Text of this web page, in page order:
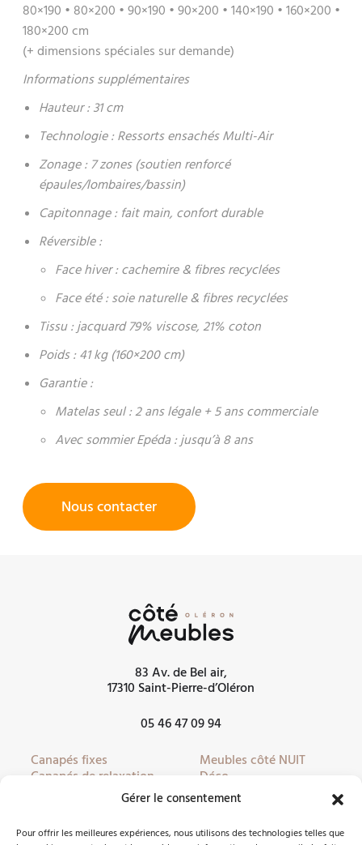
Gérer le consentement
Pour offrir les meilleures expériences, nous utilisons des technologies telles que
80×190 • 80×200 • 90×190 • 90×200 • 140×190 • 160×200 •
180×200 cm
(+ dimensions spéciales sur demande)
Informations supplémentaires
Hauteur : 31 cm
Technologie : Ressorts ensachés Multi-Air
Zonage : 7 zones (soutien renforcé
épaules/lombaires/bassin)
Capitonnage : fait main, confort durable
Réversible :
Face hiver : cachemire & fibres recyclées
Face été : soie naturelle & fibres recyclées
Tissu : jacquard 79% viscose, 21% coton
Poids : 41 kg (160×200 cm)
Garantie :
Matelas seul : 2 ans légale + 5 ans commerciale
Avec sommier Epéda : jusqu’à 8 ans
Nous contacter
83 Av. de Bel air,
17310 Saint-Pierre-d’Oléron
05 46 47 09 94
Canapés fixes
Canapés de relaxation
Canapés convertibles
Meubles côté JOUR
Meubles côté NUIT
Déco
Literie
Partenaires